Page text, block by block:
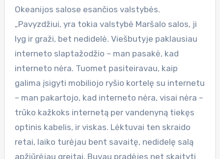
Okeanijos salose esančios valstybės.
„Pavyzdžiui, yra tokia valstybė Maršalo salos, ji
lyg ir graži, bet nedidelė. Viešbutyje paklausiau
interneto slaptažodžio – man pasakė, kad
interneto nėra. Tuomet pasiteiravau, kaip
galima įsigyti mobiliojo ryšio kortelę su internetu
– man pakartojo, kad interneto nėra, visai nėra –
trūko kažkoks internetą per vandenyną tiekęs
optinis kabelis, ir viskas. Lėktuvai ten skraido
retai, laiko turėjau bent savaitę, nedidelę salą
apžiūrėjau greitai. Buvau pradėjęs net skaityti